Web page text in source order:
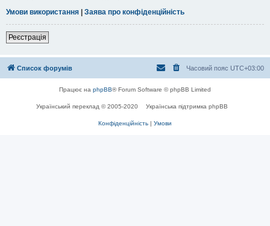
Умови використання | Заява про конфіденційність
Реєстрація
Список форумів Часовий пояс UTC+03:00
Працює на phpBB® Forum Software © phpBB Limited
Український переклад © 2005-2020 Українська підтримка phpBB
Конфіденційність | Умови